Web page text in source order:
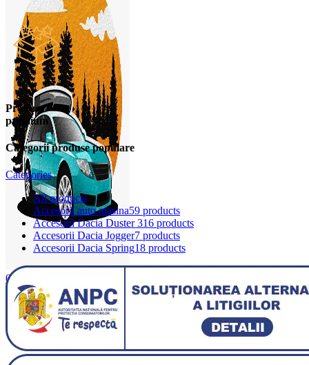
0
Produse
premium
Categorii produse populare
Categories
Allproducts
Accesorii auto masina59 products
Accesorii Dacia Duster 316 products
Accesorii Dacia Jogger7 products
Accesorii Dacia Spring18 products